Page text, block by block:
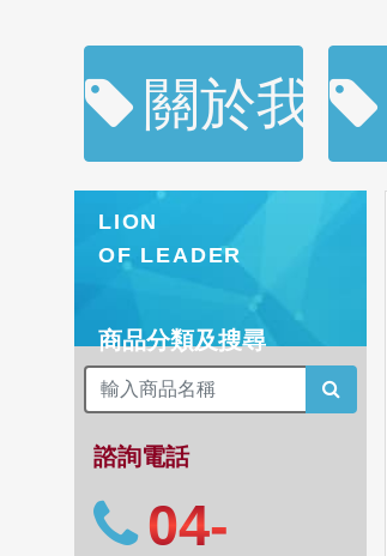
關於我們
LION
OF LEADER
商品分類及搜尋
諮詢電話
04-